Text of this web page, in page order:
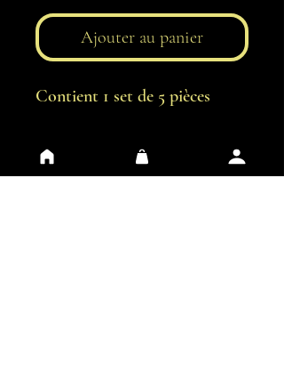
Ajouter au panier
Contient 1 set de 5 pièces